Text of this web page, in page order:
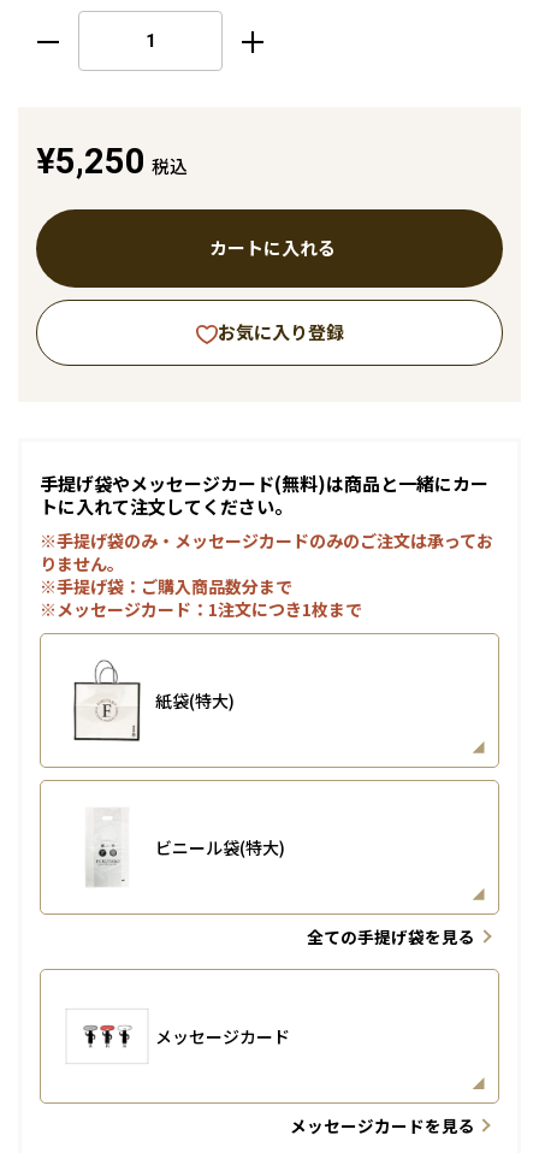
¥5,250 税込
カートに入れる
お気に入り登録
手提げ袋やメッセージカード(無料)は商品と一緒にカー
トに入れて注文してください。
※手提げ袋のみ・メッセージカードのみのご注文は承ってお
りません。
※手提げ袋：ご購入商品数分まで
※メッセージカード：1注文につき1枚まで
紙袋(特大)
ビニール袋(特大)
全ての手提げ袋を見る
メッセージカード
メッセージカードを見る